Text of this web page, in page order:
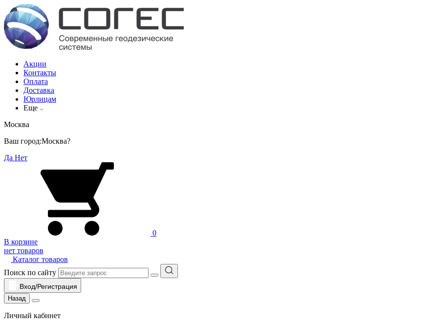
Акции
Контакты
Оплата
Доставка
Юрлицам
Еще
Москва
Ваш город:Москва?
Да Нет
0
В корзине
нет товаров
Каталог товаров
Поиск по сайту
Вход/Регистрация
Назад
Личный кабинет